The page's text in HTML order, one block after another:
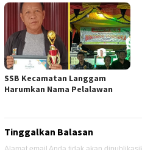
SSB Kecamatan Langgam
Harumkan Nama Pelalawan
Tinggalkan Balasan